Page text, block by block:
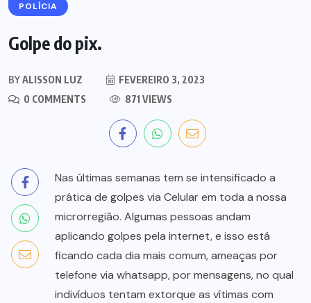
POLÍCIA
Golpe do pix.
BYALISSON LUZ
FEVEREIRO 3, 2023
0 COMMENTS
871 VIEWS
Nas últimas semanas tem se intensificado a
prática de golpes via Celular em toda a nossa
microrregião. Algumas pessoas andam
aplicando golpes pela internet, e isso está
ficando cada dia mais comum, ameaças por
telefone via whatsapp, por mensagens, no qual
indivíduos tentam extorque as vítimas com